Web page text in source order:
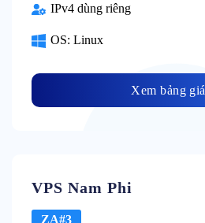
IPv4 dùng riêng
OS: Linux
Xem bảng giá
VPS Nam Phi
ZA#3